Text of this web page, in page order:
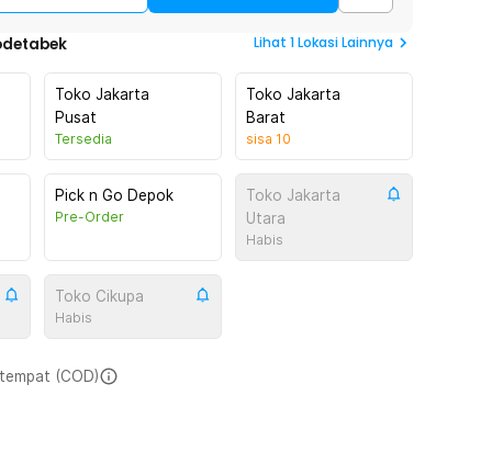
Lihat 1Lokasi Lainnya
Toko Jakarta
Pusat
Tersedia
Toko Jakarta
Barat
sisa 10
Pick n Go Depok
Pre-Order
Toko Jakarta
Utara
Habis
Toko Cikupa
Habis
(COD)